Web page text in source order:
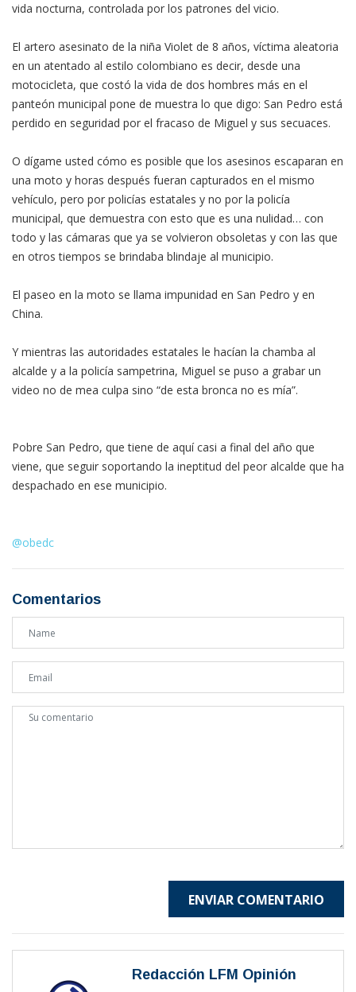
vida nocturna, controlada por los patrones del vicio.
El artero asesinato de la niña Violet de 8 años, víctima aleatoria
en un atentado al estilo colombiano es decir, desde una
motocicleta, que costó la vida de dos hombres más en el
panteón municipal pone de muestra lo que digo: San Pedro está
perdido en seguridad por el fracaso de Miguel y sus secuaces.
O dígame usted cómo es posible que los asesinos escaparan en
una moto y horas después fueran capturados en el mismo
vehículo, pero por policías estatales y no por la policía
municipal, que demuestra con esto que es una nulidad… con
todo y las cámaras que ya se volvieron obsoletas y con las que
en otros tiempos se brindaba blindaje al municipio.
El paseo en la moto se llama impunidad en San Pedro y en
China.
Y mientras las autoridades estatales le hacían la chamba al
alcalde y a la policía sampetrina, Miguel se puso a grabar un
video no de mea culpa sino “de esta bronca no es mía”.
Pobre San Pedro, que tiene de aquí casi a final del año que
viene, que seguir soportando la ineptitud del peor alcalde que ha
despachado en ese municipio.
@obedc
Comentarios
ENVIAR COMENTARIO
Redacción LFM Opinión